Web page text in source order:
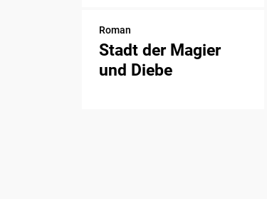
Roman
Stadt der Magier
und Diebe